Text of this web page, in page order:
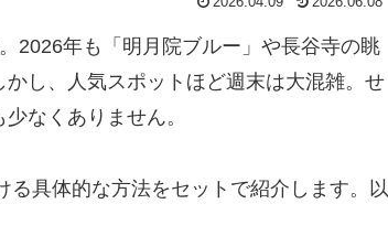
2026年も「明月院ブルー」や長谷寺の眺
し、人気スポットほど週末は大混雑。せ
なくありません。
る具体的な方法をセットで紹介します。以